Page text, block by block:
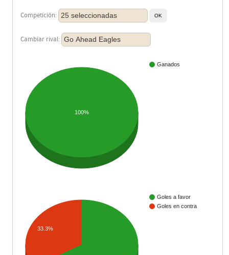
Competición: 25 seleccionadas
Cambiar rival: Go Ahead Eagles
Ganados
100%
Goles a favor
Goles en contra
33.3%